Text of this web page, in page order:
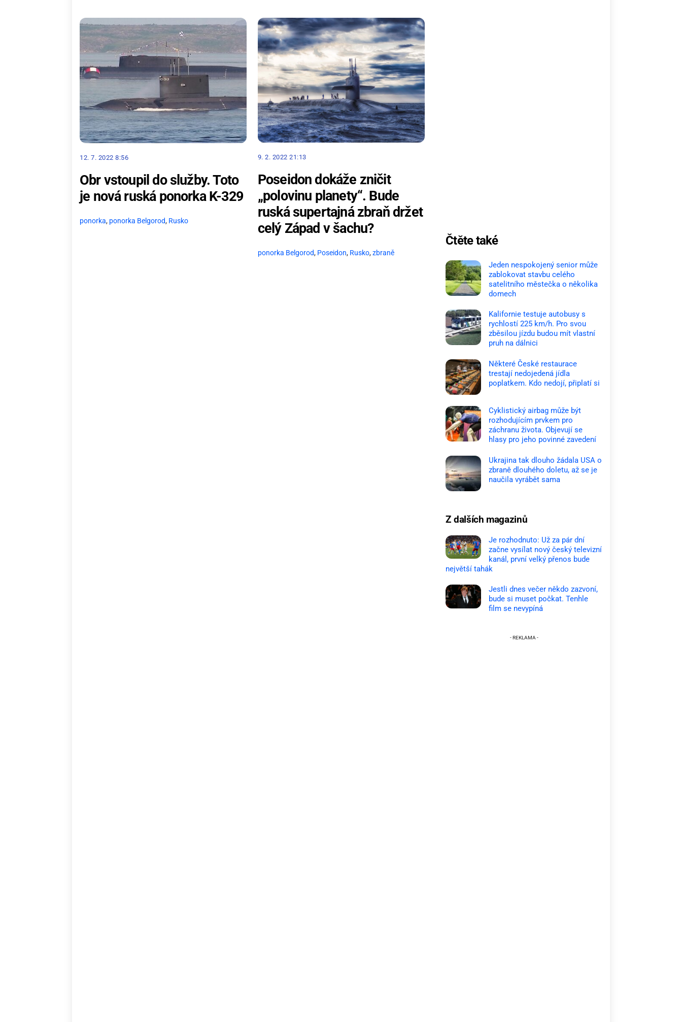
12. 7. 2022 8:56
Obr vstoupil do služby. Toto
je nová ruská ponorka K-329
ponorka, ponorka Belgorod, Rusko
9. 2. 2022 21:13
Poseidon dokáže zničit
„polovinu planety“. Bude
ruská supertajná zbraň držet
celý Západ v šachu?
ponorka Belgorod, Poseidon, Rusko,zbraně
Čtěte také
Jeden nespokojený senior může
zablokovat stavbu celého
satelitního městečka o několika
domech
Kalifornie testuje autobusy s
rychlostí 225 km/h. Pro svou
zběsilou jízdu budou mít vlastní
pruh na dálnici
Některé České restaurace
trestají nedojedená jídla
poplatkem. Kdo nedojí, připlatí si
Cyklistický airbag může být
rozhodujícím prvkem pro
záchranu života. Objevují se
hlasy pro jeho povinné zavedení
Ukrajina tak dlouho žádala USA o
zbraně dlouhého doletu, až se je
naučila vyrábět sama
Z dalších magazinů
Je rozhodnuto: Už za pár dní
začne vysílat nový český televizní
kanál, první velký přenos bude
největší tahák
Jestli dnes večer někdo zazvoní,
bude si muset počkat. Tenhle
film se nevypíná